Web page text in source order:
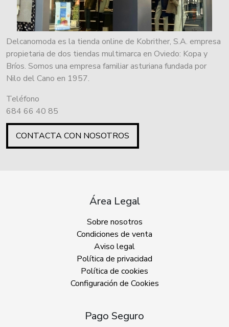
Delcanomoda es la tienda online de Kobrither, S.A. empresa
propietaria de dos tiendas multimarca en Oviedo: Kopa y
Bríos. Somos una empresa familiar asturiana fundada por
Nilo del Cano en 1957.
Teléfono
684 66 40 85
CONTACTA CON NOSOTROS
Área Legal
Sobre nosotros
Condiciones de venta
Aviso legal
Política de privacidad
Política de cookies
Configuración de Cookies
Pago Seguro